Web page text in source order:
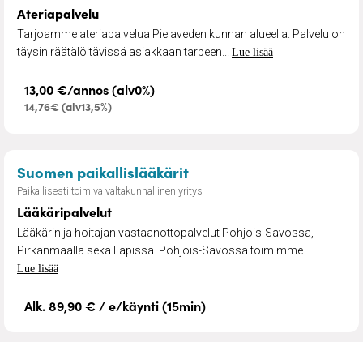
Ateriapalvelu
Tarjoamme ateriapalvelua Pielaveden kunnan alueella. Palvelu on
täysin räätälöitävissä asiakkaan tarpeen... Lue lisää
13,00 €/annos (alv0%)
14,76€ (alv13,5%)
Suomen paikallislääkärit– Lääkäripalvelut
Paikallisesti toimiva valtakunnallinen yritys
Lääkäripalvelut
Lääkärin ja hoitajan vastaanottopalvelut Pohjois-Savossa,
Pirkanmaalla sekä Lapissa. Pohjois-Savossa toimimme...
Lue lisää
Alk. 89,90 € / e/käynti (15min)